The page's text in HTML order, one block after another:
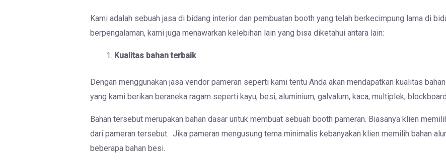
Kami adalah sebuah jasa di bidang interior dan pembuatan booth yang telah berkecimpung lama di
berpengalaman, kami juga menawarkan kelebihan lain yang bisa diketahui antara lain:
Kualitas bahan terbaik
Dengan menggunakan jasa vendor pameran seperti kami tentu Anda akan mendapatkan kualitas
yang kami berikan beraneka ragam seperti kayu, besi, aluminium, galvalum, kaca, multiplek,
Bahan tersebut merupakan bahan dasar untuk membuat sebuah booth pameran. Biasanya klien
dari pameran tersebut. Jika pameran mengusung tema minimalis kebanyakan klien memilih bahan
beberapa bahan besi.